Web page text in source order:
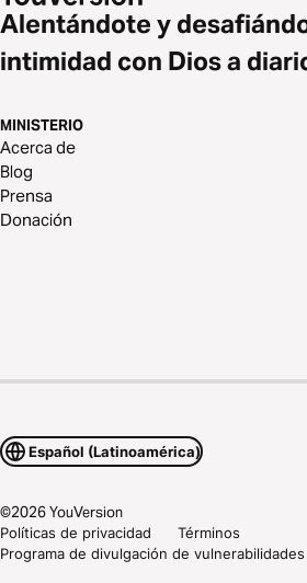
Alentándote y
intimidad con Dios a
MINISTERIO
Acerca de
Blog
Prensa
Donación
Español (Latinoamérica)
©2026YouVersion
Políticas de privacidad
Términos
Programa de divulgación de vulnerabilidades